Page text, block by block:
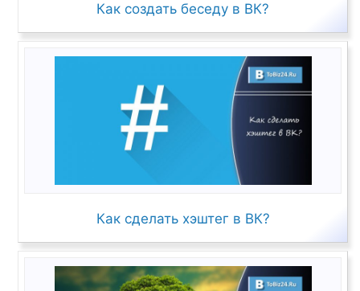
Как создать беседу в ВК?
Как сделать хэштег в ВК?